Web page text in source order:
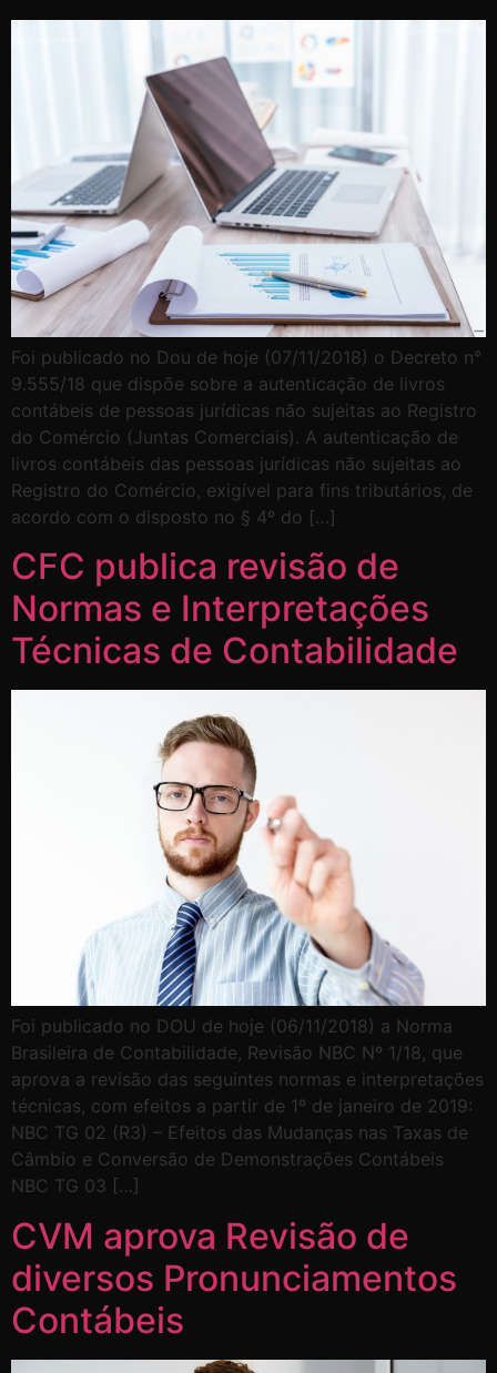
Foi publicado no Dou de hoje (07/11/2018) o Decreto n°
9.555/18 que dispõe sobre a autenticação de livros
contábeis de pessoas jurídicas não sujeitas ao Registro
do Comércio (Juntas Comerciais). A autenticação de
livros contábeis das pessoas jurídicas não sujeitas ao
Registro do Comércio, exigível para fins tributários, de
acordo com o disposto no § 4º do […]
CFC publica revisão de
Normas e Interpretações
Técnicas de Contabilidade
Foi publicado no DOU de hoje (06/11/2018) a Norma
Brasileira de Contabilidade, Revisão NBC Nº 1/18, que
aprova a revisão das seguintes normas e interpretações
técnicas, com efeitos a partir de 1º de janeiro de 2019:
NBC TG 02 (R3) – Efeitos das Mudanças nas Taxas de
Câmbio e Conversão de Demonstrações Contábeis
NBC TG 03 […]
CVM aprova Revisão de
diversos Pronunciamentos
Contábeis